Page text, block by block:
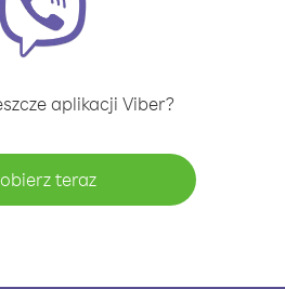
aplikacji Viber?
teraz